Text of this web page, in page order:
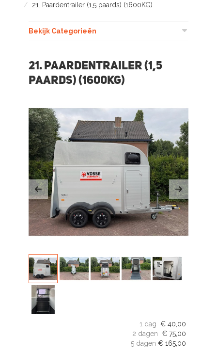
21. Paardentrailer (1,5 paards) (1600KG)
Bekijk Categorieën
21. Paardentrailer (1,5
paards) (1600KG)
Previous Next
1 dag € 40,00
2 dagen € 75,00
5 dagen € 165,00